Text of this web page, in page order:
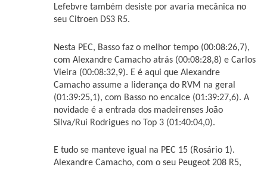
Lefebvre também desiste por avaria mecânica no
seu Citroen DS3 R5.
Nesta PEC, Basso faz o melhor tempo (00:08:26,7),
com Alexandre Camacho atrás (00:08:28,8) e Carlos
Vieira (00:08:32,9). E é aqui que Alexandre
Camacho assume a liderança do RVM na geral
(01:39:25,1), com Basso no encalce (01:39:27,6). A
novidade é a entrada dos madeirenses João
Silva/Rui Rodrigues no Top 3 (01:40:04,0).
E tudo se manteve igual na PEC 15 (Rosário 1).
Alexandre Camacho, com o seu Peugeot 208 R5,